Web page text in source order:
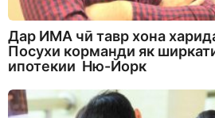
Дар ИМА чӣ тавр хона
Посухи корманди як
ипотекии Ню-Йорк